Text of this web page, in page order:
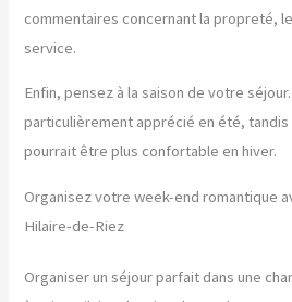
commentaires concernant la propreté,
service.
Enfin, pensez à la saison de votre
particulièrement apprécié en été, tandis
pourrait être plus confortable en hiver.
Organisez votre week-end romantique
Hilaire-de-Riez
Organiser un séjour parfait dans une